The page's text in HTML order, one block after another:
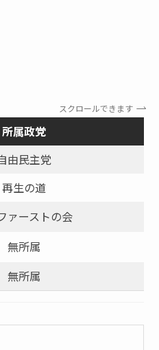
スクロールできます
所属政党
由民主党
再生の道
ァーストの会
無所属
無所属